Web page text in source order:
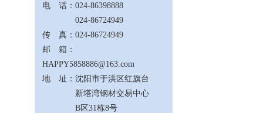
电 话：024-86398888
024-86724949
传 真：024-86724949
邮 箱：
HAPPY5858886@163.com
地 址：沈阳市于洪区红旗台
新塔湾钢材交易中心
B区31栋8号